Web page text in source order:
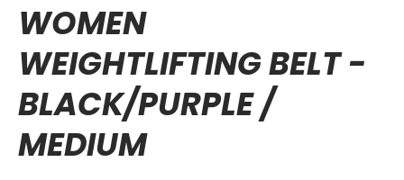
WOMEN
WEIGHTLIFTING BELT -
BLACK/PURPLE /
MEDIUM